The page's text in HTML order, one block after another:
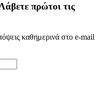
πρώτοι τις
καθημερινά στο e-mail